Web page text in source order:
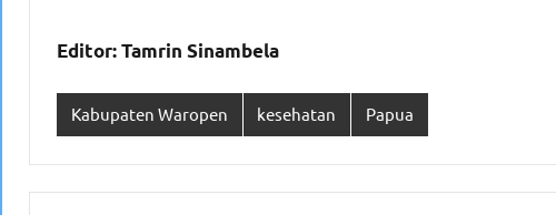
Editor: Tamrin Sinambela
Kabupaten Waropen kesehatan Papua